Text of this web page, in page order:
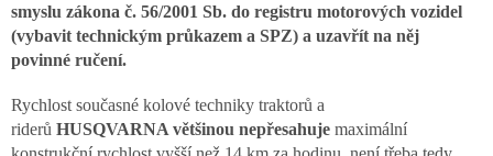
smyslu zákona č. 56/2001 Sb. do registru motorových vozidel
(vybavit technickým průkazem a SPZ) a uzavřít na něj
povinné ručení.
Rychlost současné kolové techniky traktorů a
riderů HUSQVARNA většinou nepřesahuje maximální